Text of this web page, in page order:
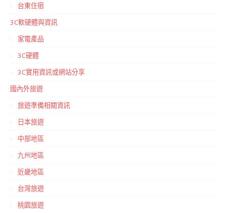
台東住宿
3C軟硬體與資訊
家電產品
3C硬體
3C實用資訊或網站分享
國內外旅遊
旅遊準備相關資訊
日本旅遊
中部地區
九州地區
近畿地區
台灣旅遊
桃園旅遊